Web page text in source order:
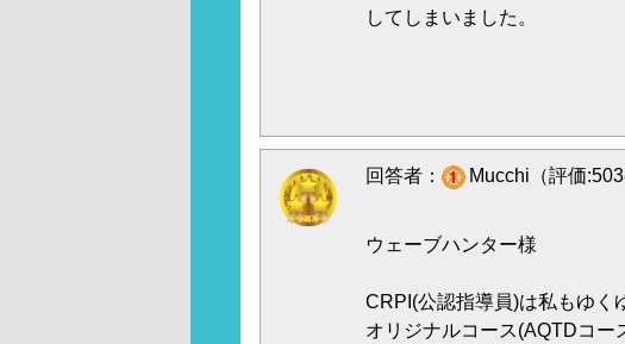
してしまいました。
回答者： Mucchi（評価
ウェーブハンター様
CRPI(公認指導員)は私もゆく
オリジナルコース(AQTDコー